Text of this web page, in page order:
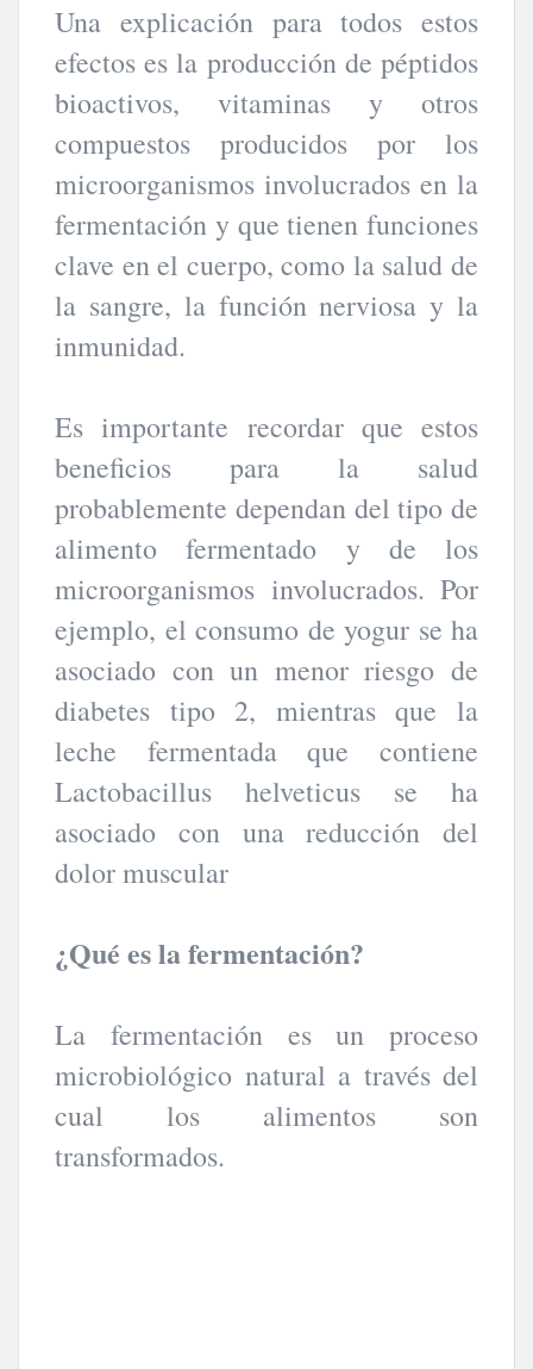
Una explicación para todos estos
efectos es la producción de péptidos
bioactivos, vitaminas y otros
compuestos producidos por los
microorganismos involucrados en la
fermentación y que tienen funciones
clave en el cuerpo, como la salud de
la sangre, la función nerviosa y la
inmunidad.
Es importante recordar que estos
beneficios para la salud
probablemente dependan del tipo de
alimento fermentado y de los
microorganismos involucrados. Por
ejemplo, el consumo de yogur se ha
asociado con un menor riesgo de
diabetes tipo 2, mientras que la
leche fermentada que contiene
Lactobacillus helveticus se ha
asociado con una reducción del
dolor muscular
¿Qué es la fermentación?
La fermentación es un proceso
microbiológico natural a través del
cual los alimentos son
transformados.